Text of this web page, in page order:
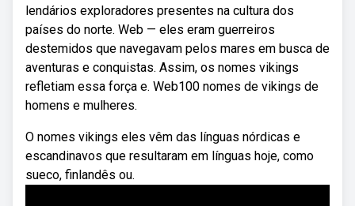
lendários exploradores presentes na cultura dos
países do norte. Web — eles eram guerreiros
destemidos que navegavam pelos mares em busca de
aventuras e conquistas. Assim, os nomes vikings
refletiam essa força e. Web100 nomes de vikings de
homens e mulheres.
O nomes vikings eles vêm das línguas nórdicas e
escandinavos que resultaram em línguas hoje, como
sueco, finlandês ou.